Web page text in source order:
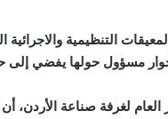
التنظيمية والاجرائية
مسؤول حولها يفضي إلى
لغرفة صناعة الأردن، أن